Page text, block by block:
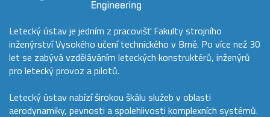
Letecký ústav je jedním z pracovišť Fakulty strojního
inženýrství Vysokého učení technického v Brně. Po více než 30
let se zabývá vzděláváním leteckých konstruktérů, inženýrů
pro letecký provoz a pilotů.
Letecký ústav nabízí širokou škálu služeb v oblasti
aerodynamiky, pevnosti a spolehlivosti komplexních systémů.